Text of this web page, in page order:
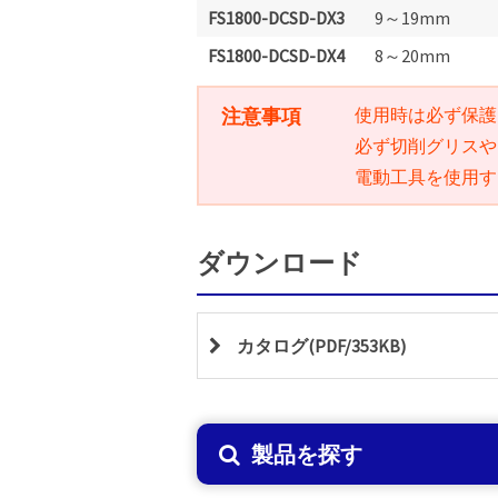
FS1800-DCSD-DX3
9～19mm
FS1800-DCSD-DX4
8～20mm
注意事項
使用時は必ず保
必ず切削グリス
電動工具を使用
ダウンロード
カタログ(PDF/353KB)
製品を探す